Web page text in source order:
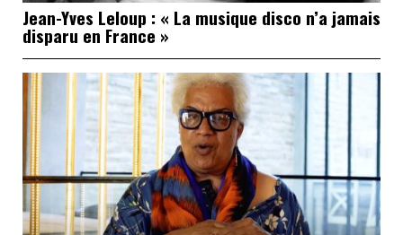
Jean-Yves Leloup : « La musique disco n’a jamais
disparu en France »